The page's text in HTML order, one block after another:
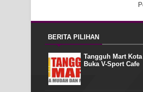
BERITA PILIHAN
Tangguh Mart
Buka V-Sport Cafe